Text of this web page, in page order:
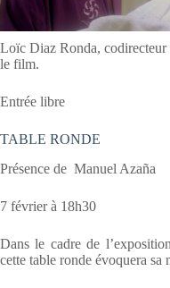
Loïc Diaz Ronda, codirecteur
le film.
Entrée libre
TABLE RONDE
Présence de Manuel Azaña
7 février à 18h30
Dans le cadre de
cette table ronde évoquera sa